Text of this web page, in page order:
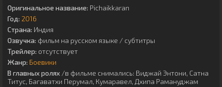
Оригинальное название: Pichaikkaran
Год: 2016
Страна: Индия
Озвучка: фильм на русском языке / субтитры
Трейлер: отсутствует
Жанр: Боевики
В главных ролях /в фильме снимались: Виджай Энтони, Сатна
Титус, Багаватхи Перумал, Кумаравел, Дхипа Рамануджам